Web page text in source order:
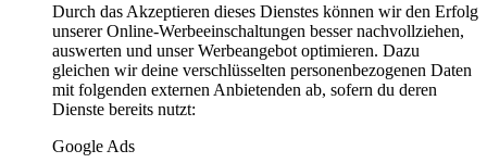
Durch das Akzeptieren dieses Dienstes können wir den Erfolg
unserer Online-Werbeeinschaltungen besser nachvollziehen,
auswerten und unser Werbeangebot optimieren. Dazu
gleichen wir deine verschlüsselten personenbezogenen Daten
mit folgenden externen Anbietenden ab, sofern du deren
Dienste bereits nutzt:
Google Ads